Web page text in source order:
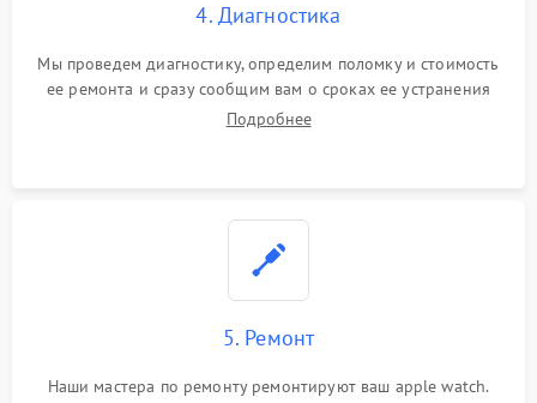
4. Диагностика
Мы проведем диагностику, определим поломку и стоимость
ее ремонта и сразу сообщим вам о сроках ее устранения
Подробнее
5. Ремонт
Наши мастера по ремонту ремонтируют ваш apple watch.